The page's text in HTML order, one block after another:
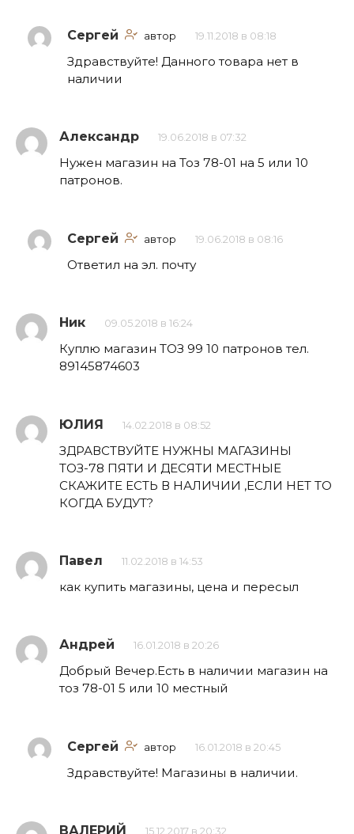
Сергей автор 19.11.2018 в 08:18
Здравствуйте! Данного товара нет в
наличии
Александр 19.06.2018 в 07:32
Нужен магазин на Тоз 78-01 на 5 или 10
патронов.
Сергей автор 19.06.2018 в 08:16
Ответил на эл. почту
Ник 09.05.2018 в 16:24
Куплю магазин ТОЗ 99 10 патронов тел.
89145874603
ЮЛИЯ 14.02.2018 в 08:52
ЗДРАВСТВУЙТЕ НУЖНЫ МАГАЗИНЫ
ТОЗ-78 ПЯТИ И ДЕСЯТИ МЕСТНЫЕ
СКАЖИТЕ ЕСТЬ В НАЛИЧИИ ,ЕСЛИ НЕТ ТО
КОГДА БУДУТ?
Павел 11.02.2018 в 14:53
как купить магазины, цена и пересыл
Андрей 16.01.2018 в 20:26
Добрый Вечер.Есть в наличии магазин на
тоз 78-01 5 или 10 местный
Сергей автор 16.01.2018 в 20:45
Здравствуйте! Магазины в наличии.
ВАЛЕРИЙ 15.12.2017 в 20:32